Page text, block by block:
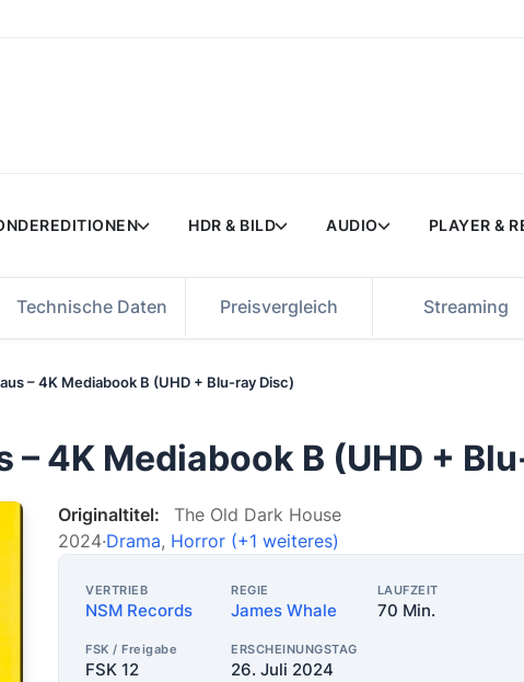
HDR & BILD AUDIO PLAYER &
Technische Daten Preisvergleich Streaming
– 4K Mediabook B (UHD + Blu-ray Disc)
– 4K Mediabook B (UHD +
Originaltitel:
The Old Dark House
2024·Drama, Horror (+1 weiteres)
VERTRIEB
NSM Records
REGIE
James Whale
LAUFZEIT
70 Min.
FSK / Freigabe
FSK 12
ERSCHEINUNGSTAG
26. Juli 2024